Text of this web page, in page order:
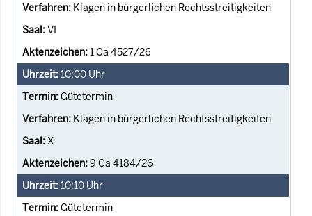
Klagen in bürgerlichen Rechtsstreitigkeiten
VI
1 Ca 4527/26
10:00 Uhr
Gütetermin
Klagen in bürgerlichen Rechtsstreitigkeiten
X
9 Ca 4184/26
10:10 Uhr
Gütetermin